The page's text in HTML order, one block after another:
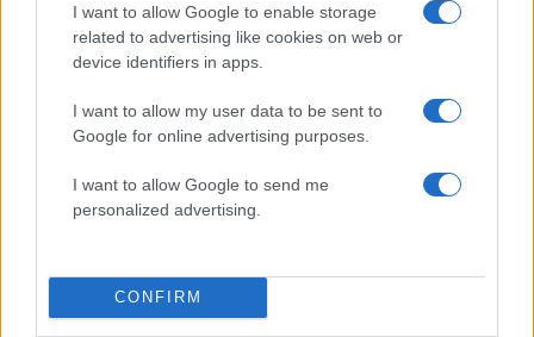
I want to allow Google to enable storage
related to advertising like cookies on web or
device identifiers in apps.
I want to allow my user data to be sent to
Google for online advertising purposes.
I want to allow Google to send me
personalized advertising.
CONFIRM
καταπολεμήσεις
14.05.2019byΔημητρης Γρηγορακης
7 tips για να ξυπνήσεις… πιο αδύνατη!
25.01.2019 Ιωαννα Κουρου
Fitness
Φούσκωμα στην κοιλιά: Ποιες τροφές το
ΔΙΑΦΗΜΙΣΗ